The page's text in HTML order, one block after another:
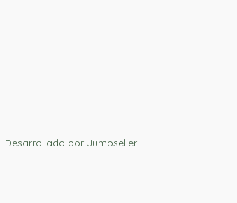
Desarrollado por Jumpseller.